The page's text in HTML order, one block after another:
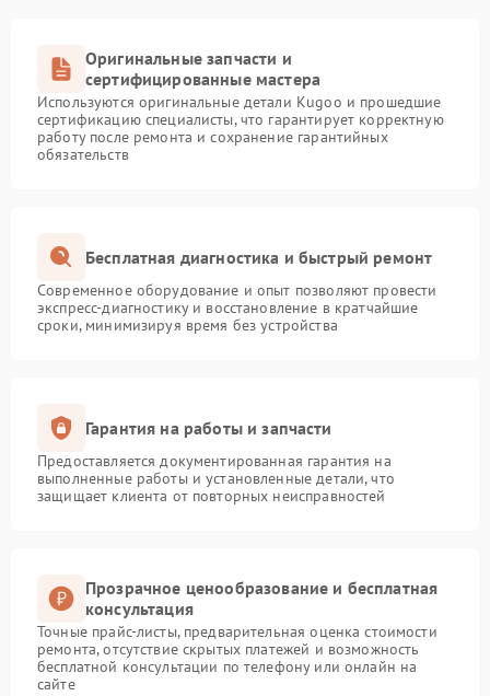
Оригинальные запчасти и
сертифицированные мастера
Используются оригинальные детали Kugoo и прошедшие
сертификацию специалисты, что гарантирует корректную
работу после ремонта и сохранение гарантийных
обязательств
Бесплатная диагностика и быстрый ремонт
Современное оборудование и опыт позволяют провести
экспресс-диагностику и восстановление в кратчайшие
сроки, минимизируя время без устройства
Гарантия на работы и запчасти
Предоставляется документированная гарантия на
выполненные работы и установленные детали, что
защищает клиента от повторных неисправностей
Прозрачное ценообразование и бесплатная
консультация
Точные прайс-листы, предварительная оценка стоимости
ремонта, отсутствие скрытых платежей и возможность
бесплатной консультации по телефону или онлайн на
сайте